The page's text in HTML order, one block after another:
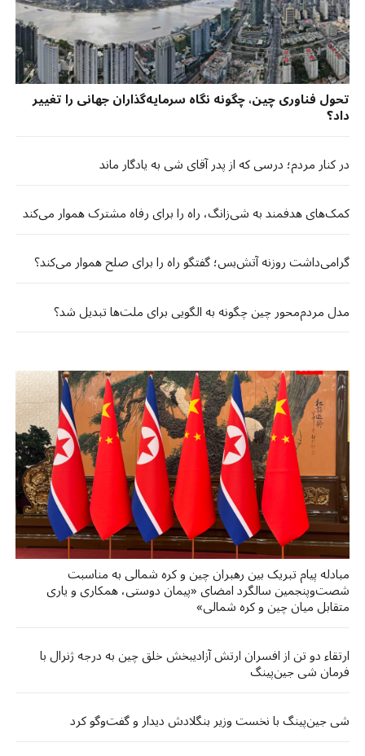
تحول فناوری چین، چگونه نگاه سرمایه‌گذاران جهانی را تغییر
داد؟
در کنار مردم؛ درسی که از پدر آقای شی به یادگار ماند
کمک‌های هدفمند به شی‌زانگ، راه را برای رفاه مشترک هموار می‌کند
گرامی‌داشت روزنه آتش‌بس؛ گفتگو راه را برای صلح هموار می‌کند؟
مدل مردم‌محور چین چگونه به الگویی برای ملت‌ها تبدیل شد؟
مبادله پیام تبریک بین رهبران چین و کره شمالی به مناسبت
شصت‌وپنجمین سالگرد امضای «پیمان دوستی، همکاری و یاری
متقابل میان چین و کره شمالی»
ارتقاء دو تن از افسران ارتش آزادیبخش خلق چین به درجه ژنرال با
فرمان شی جین‌پینگ
شی جین‌پینگ با نخست وزیر بنگلادش دیدار و گفت‌وگو کرد